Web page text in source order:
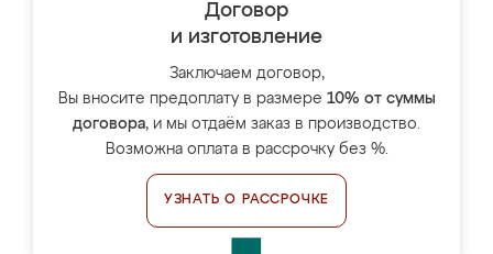
Договор
и изготовление
Заключаем договор,
Вы вносите предоплату в размере 10% от суммы
договора, и мы отдаём заказ в производство.
Возможна оплата в рассрочку без %.
УЗНАТЬ О РАССРОЧКЕ